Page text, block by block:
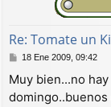
Re: Tomate un
M
n
s
18 Ene 2009, 09:42
Muy bien...no